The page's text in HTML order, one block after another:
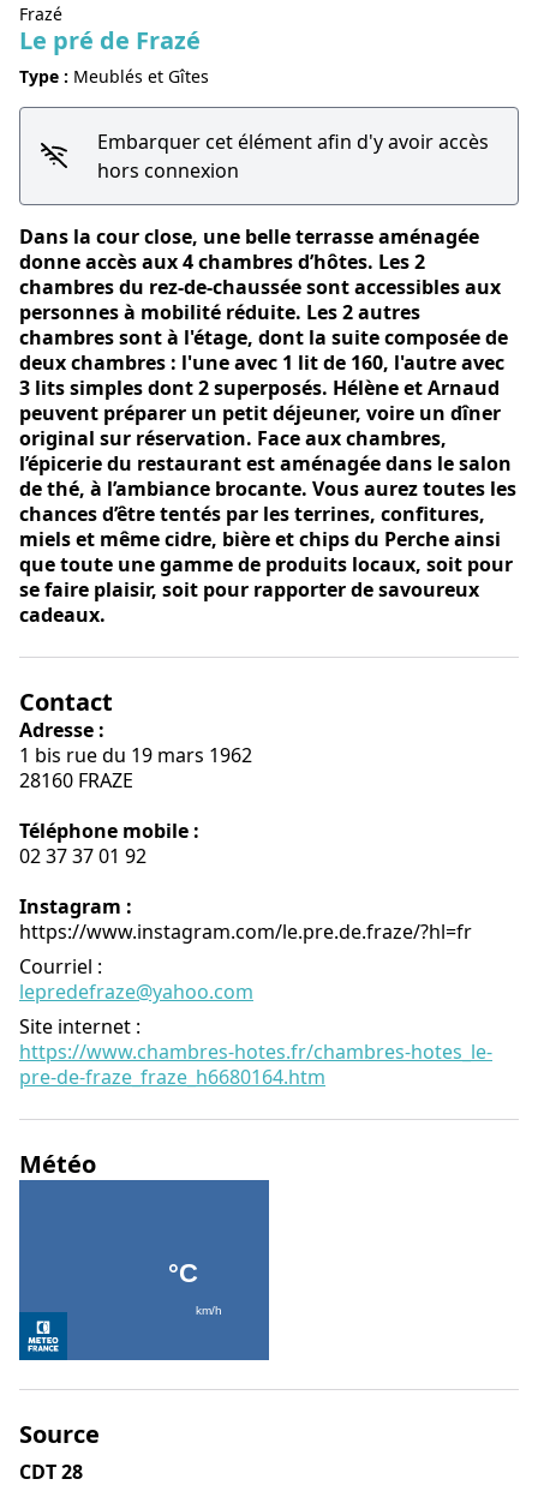
Frazé
Le pré de Frazé
Type : Meublés et Gîtes
Embarquer cet élément afin d'y avoir accès
hors connexion
Dans la cour close, une belle terrasse aménagée
donne accès aux 4 chambres d’hôtes. Les 2
chambres du rez-de-chaussée sont accessibles aux
personnes à mobilité réduite. Les 2 autres
chambres sont à l'étage, dont la suite composée de
deux chambres : l'une avec 1 lit de 160, l'autre avec
3 lits simples dont 2 superposés. Hélène et Arnaud
peuvent préparer un petit déjeuner, voire un dîner
original sur réservation. Face aux chambres,
l’épicerie du restaurant est aménagée dans le salon
de thé, à l’ambiance brocante. Vous aurez toutes les
chances d’être tentés par les terrines, confitures,
miels et même cidre, bière et chips du Perche ainsi
que toute une gamme de produits locaux, soit pour
se faire plaisir, soit pour rapporter de savoureux
cadeaux.
Contact
Adresse :
1 bis rue du 19 mars 1962
28160 FRAZE
Téléphone mobile :
02 37 37 01 92
Instagram :
https://www.instagram.com/le.pre.de.fraze/?hl=fr
Courriel :
lepredefraze@yahoo.com
Site internet :
https://www.chambres-hotes.fr/chambres-hotes_le-
pre-de-fraze_fraze_h6680164.htm
Météo
Source
CDT 28